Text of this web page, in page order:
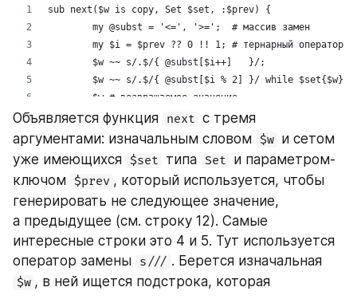
Объявляется функция next с тремя
аргументами: изначальным словом $w и сетом
уже имеющихся $set типа Set и параметром-
ключом $prev , который используется, чтобы
генерировать не следующее значение,
а предыдущее (см. строку 12). Самые
интересные строки это 4 и 5. Тут используется
оператор замены s///
$w , в ней ищется подстрока, которая